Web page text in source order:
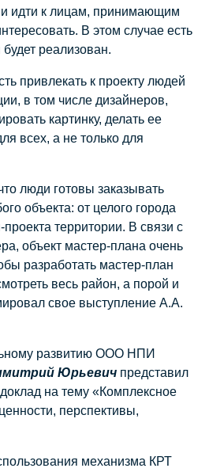
идти к лицам, принимающим
В этом случае есть
реализован.
привлекать к проекту людей
в том числе дизайнеров,
картинку, делать ее
всех, а не только для
люди готовы заказывать
объекта: от целого города
территории. В связи с
объект мастер-плана очень
разработать мастер-план
весь район, а порой и
свое выступление А.А.
развитию ООО НПИ
Юрьевич представил
на тему «Комплексное
перспективы,
механизма КРТ